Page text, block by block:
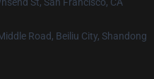
Road, Beiliu City, Shandong